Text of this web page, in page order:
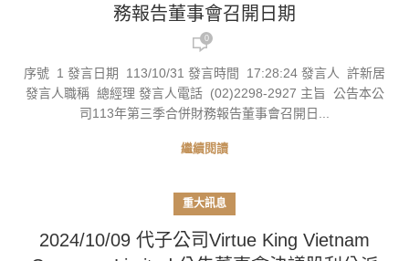
務報告董事會召開日期
0
序號 1 發言日期 113/10/31 發言時間 17:28:24 發言人 許新居
發言人職稱 總經理 發言人電話 (02)2298-2927 主旨 公告本公
司113年第三季合併財務報告董事會召開日...
繼續閱讀
重大訊息
2024/10/09 代子公司Virtue King Vietnam